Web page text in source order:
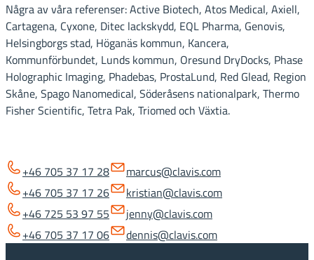
Några av våra referenser: Active Biotech, Atos Medical, Axiell,
Cartagena, Cyxone, Ditec lackskydd, EQL Pharma, Genovis,
Helsingborgs stad, Höganäs kommun, Kancera,
Kommunförbundet, Lunds kommun, Oresund DryDocks, Phase
Holographic Imaging, Phadebas, ProstaLund, Red Glead, Region
Skåne, Spago Nanomedical, Söderåsens nationalpark, Thermo
Fisher Scientific, Tetra Pak, Triomed och Växtia.
Marcus Liljeheden
+46 705 37 17 28 marcus@clavis.com
Art director & webbutveckling
+46 705 37 17 26 kristian@clavis.com
PR & investor relations – Certifierad börskommunikatör
+46 725 53 97 55 jenny@clavis.com
Dennis Andersson
Design & webbutveckling
+46 705 37 17 06 dennis@clavis.com